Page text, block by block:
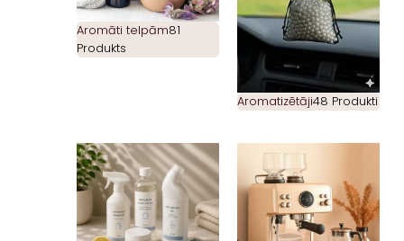
Aromāti telpām81
Produkts
Aromatizētāji48 Produkti